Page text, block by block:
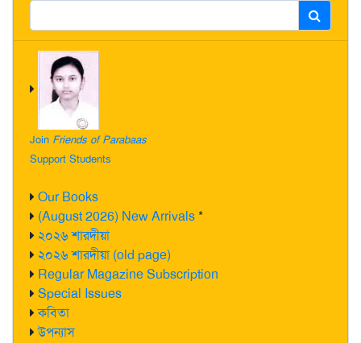
Join Friends of Parabaas
Support Students
Our Books
(August 2026) New Arrivals*
২০২৬ শারদীয়া
২০২৬ শারদীয়া (old page)
Regular Magazine Subscription
Special Issues
কবিতা
উপন্যাস